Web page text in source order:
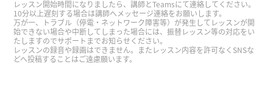
我询问关于高考‘复读生‘等等。老师说明了。
谢谢，老师！以后我觉得想找找机会说汉语。下次
レッスン開始時間になりましたら、講師とTeamsにて連絡してください。
10分以上遅刻する場合は講師へメッセージ連絡をお願いします。
万が一、トラブル（停電・ネットワーク障害等）が発生してレッスンが開
始できない場合や中断してしまった場合には、振替レッスン等の対応をい
たしますのでサポートまでお知らせください。
レッスンの録音や録画はできません。またレッスン内容を許可なくSNSな
どへ投稿することはご遠慮願います。